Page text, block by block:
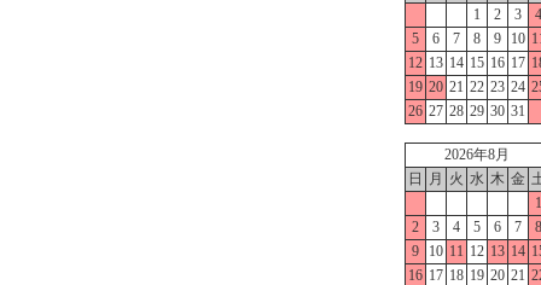
1
2 3
4
5
6 7 8 9 10
12 13 14 15 16 17
19 20 21 22 23 24
26 27 28 29 30 31
2026年8月
日
月 火 水 木 金
1
2
3 4 5 6 7
8
9
10 11 12 13 14
16 17 18 19 20 21